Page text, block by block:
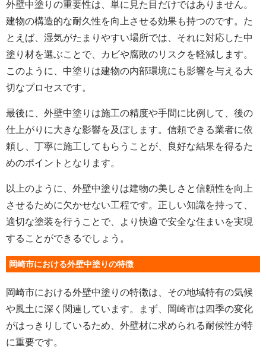
外壁中塗りの重要性は、単に見た目だけではありません。
建物の構造的な耐久性を向上させる効果も持つのです。た
とえば、湿気がたまりやすい場所では、それに対応した中
塗り材を選ぶことで、カビや腐敗のリスクを軽減します。
このように、中塗りは建物の内部環境にも影響を与える大
切なプロセスです。
最後に、外壁中塗りは施工の精度や手間に比例して、後の
仕上がりに大きな影響を及ぼします。信頼できる業者に依
頼し、丁寧に施工してもらうことが、良好な結果を得るた
めのポイントとなります。
以上のように、外壁中塗りは建物の美しさと信頼性を向上
させるために欠かせない工程です。正しい知識を持って、
適切な塗装を行うことで、より快適で安全な住まいを実現
することができるでしょう。
岡崎市における外壁中塗りの特徴
岡崎市における外壁中塗りの特徴は、その地域特有の気候
や風土に深く関連しています。まず、岡崎市は四季の変化
がはっきりしているため、外壁材に求められる耐候性が特
に重要です。